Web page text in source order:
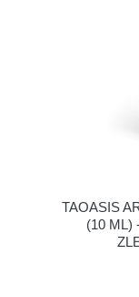
TAOASIS
(10 ML)